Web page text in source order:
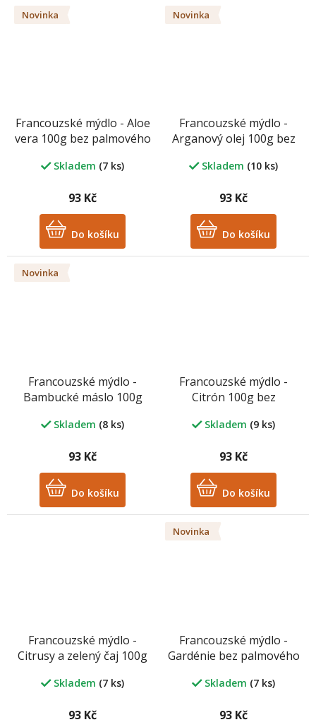
Novinka
Francouzské mýdlo - Aloe
vera 100g bez palmového
Skladem (7 ks)
93 Kč
Do košíku
Novinka
Francouzské mýdlo -
Arganový olej 100g bez
Skladem (10 ks)
93 Kč
Do košíku
Novinka
Francouzské mýdlo -
Bambucké máslo 100g
Skladem (8 ks)
93 Kč
Do košíku
Francouzské mýdlo -
Citrón 100g bez
Skladem (9 ks)
93 Kč
Do košíku
Francouzské mýdlo -
Citrusy a zelený čaj 100g
Skladem (7 ks)
93 Kč
Novinka
Francouzské mýdlo -
Gardénie bez palmového
Skladem (7 ks)
93 Kč